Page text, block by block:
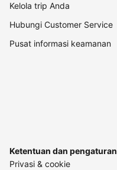
Kelola trip Anda
Hubungi Customer Service
Pusat informasi keamanan
Ketentuan dan pengaturan
Privasi & cookie